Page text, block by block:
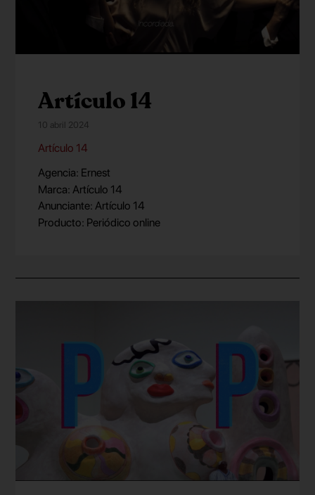
Artículo 14
10 abril 2024
Artículo 14
Agencia: Ernest
Marca: Artículo 14
Anunciante: Artículo 14
Producto: Periódico online